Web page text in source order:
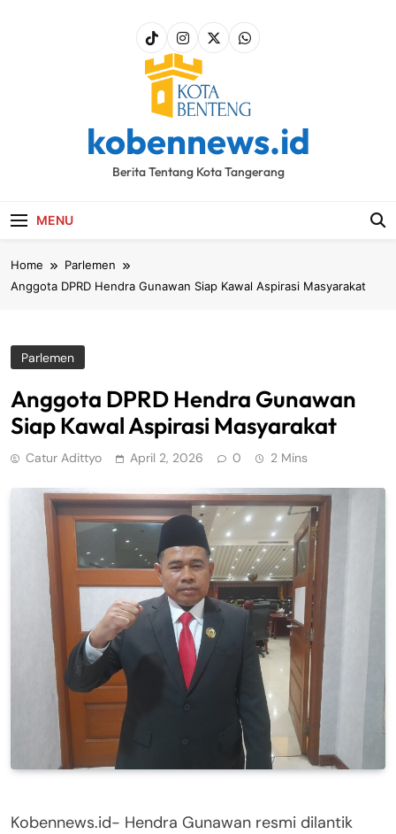
kobennews.id
Berita Tentang Kota Tangerang
MENU
Home
Parlemen
Anggota DPRD Hendra Gunawan Siap Kawal Aspirasi Masyarakat
Parlemen
Anggota DPRD Hendra Gunawan
Siap Kawal Aspirasi Masyarakat
Catur Adittyo April 2, 2026 0 2 Mins
Kobennews.id- Hendra Gunawan resmi dilantik